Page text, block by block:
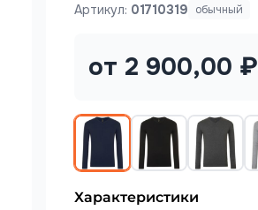
Артикул: 01710319 обычный
от 2 900,00 ₽
Характеристики